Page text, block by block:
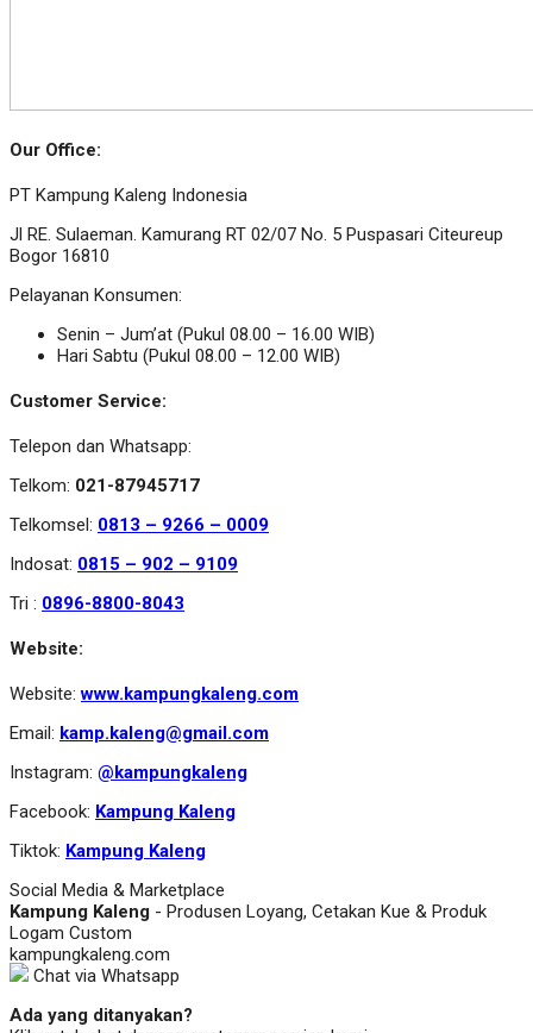
Our Office:
PT Kampung Kaleng Indonesia
Jl RE. Sulaeman. Kamurang RT 02/07 No. 5 Puspasari Citeureup
Bogor 16810
Pelayanan Konsumen:
Senin – Jum’at (Pukul 08.00 – 16.00 WIB)
Hari Sabtu (Pukul 08.00 – 12.00 WIB)
Customer Service:
Telepon dan Whatsapp:
Telkom: 021-87945717
Telkomsel: 0813 – 9266 – 0009
Indosat: 0815 – 902 – 9109
Tri : 0896-8800-8043
Website:
Website:www.kampungkaleng.com
Email: kamp.kaleng@gmail.com
Instagram: @kampungkaleng
Facebook: Kampung Kaleng
Tiktok: Kampung Kaleng
Social Media & Marketplace
Kampung Kaleng - Produsen Loyang, Cetakan Kue & Produk
Logam Custom
kampungkaleng.com
Chat via Whatsapp
Ada yang ditanyakan?